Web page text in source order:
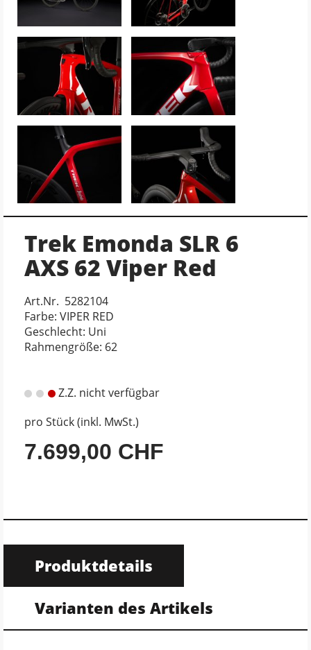
Trek Emonda SLR 6
AXS 62 Viper Red
Art.Nr. 5282104
Farbe: VIPER RED
Geschlecht: Uni
Rahmengröße: 62
Z.Z. nicht verfügbar
pro Stück (inkl. MwSt.)
7.699,00 CHF
Produktdetails
Varianten des Artikels